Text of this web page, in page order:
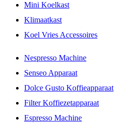
Mini Koelkast
Klimaatkast
Koel Vries Accessoires
Nespresso Machine
Senseo Apparaat
Dolce Gusto Koffieapparaat
Filter Koffiezetapparaat
Espresso Machine